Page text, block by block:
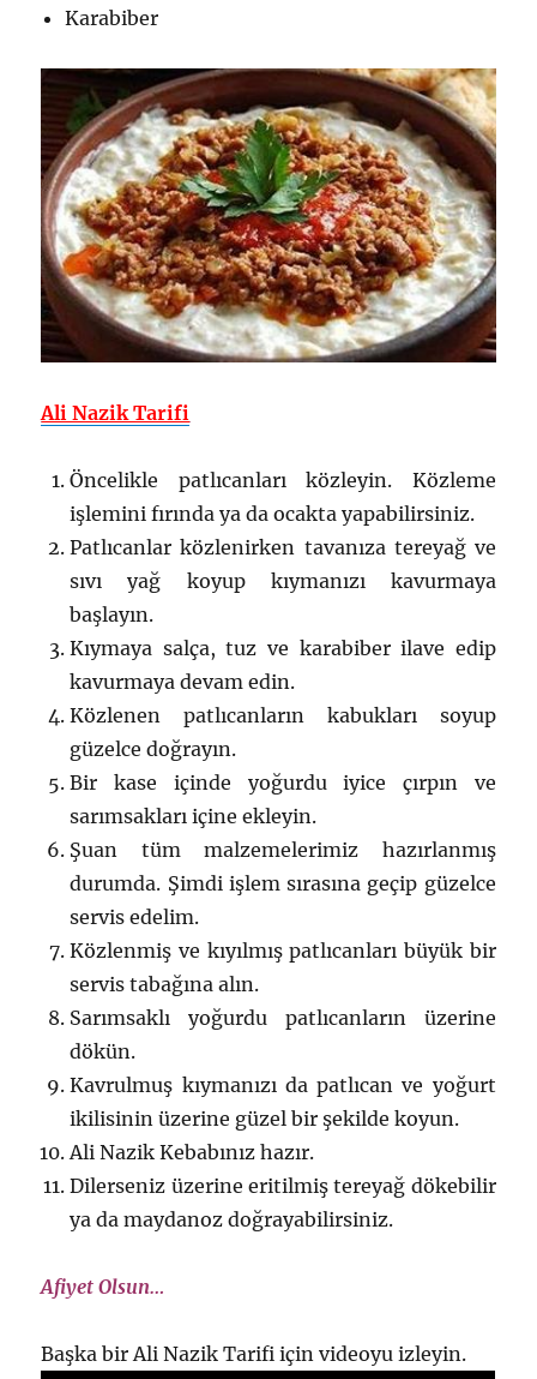
Karabiber
Ali Nazik Tarifi
Öncelikle patlıcanları közleyin. Közleme
işlemini fırında ya da ocakta yapabilirsiniz.
Patlıcanlar közlenirken tavanıza tereyağ ve
sıvı yağ koyup kıymanızı kavurmaya
başlayın.
Kıymaya salça, tuz ve karabiber ilave edip
kavurmaya devam edin.
Közlenen patlıcanların kabukları soyup
güzelce doğrayın.
Bir kase içinde yoğurdu iyice çırpın ve
sarımsakları içine ekleyin.
Şuan tüm malzemelerimiz hazırlanmış
durumda. Şimdi işlem sırasına geçip güzelce
servis edelim.
Közlenmiş ve kıyılmış patlıcanları büyük bir
servis tabağına alın.
Sarımsaklı yoğurdu patlıcanların üzerine
dökün.
Kavrulmuş kıymanızı da patlıcan ve yoğurt
ikilisinin üzerine güzel bir şekilde koyun.
Ali Nazik Kebabınız hazır.
Dilerseniz üzerine eritilmiş tereyağ dökebilir
ya da maydanoz doğrayabilirsiniz.
Afiyet Olsun…
Başka bir Ali Nazik Tarifi için videoyu izleyin.